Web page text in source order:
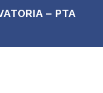
– PTA